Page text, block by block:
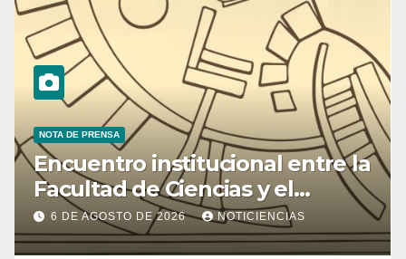
NOTA DE PRENSA
Encuentro institucional entre la
Facultad de Ciencias y el
Ministerio de Ciencia y
Tecnología
6 DE AGOSTO DE 2026 NOTICIENCIAS